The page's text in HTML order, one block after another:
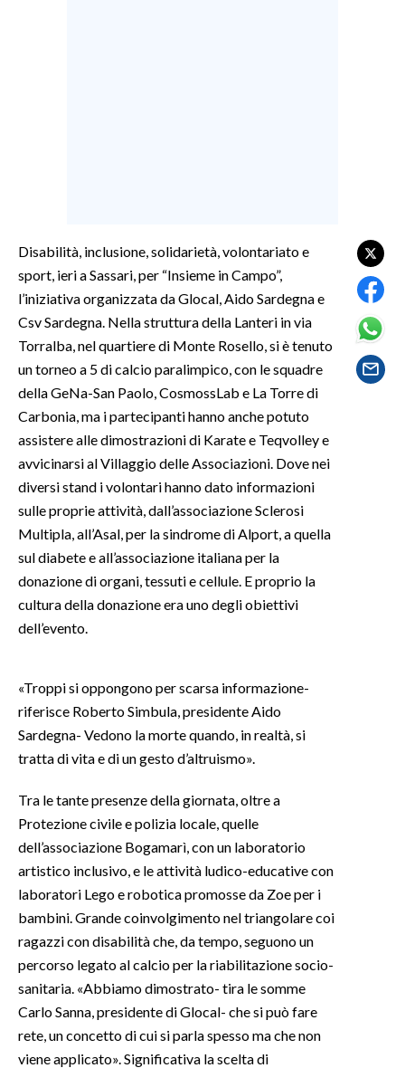
SPETTACOLI
SARDEGNA TURISMO
SARDI NEL MONDO
NOTIZIE
#CARAUNIONE
3 MINUTI CON
INSULARITÀ
ANNUNCI
NECROLOGI
PUBBLICITÀ
STORE
Disabilità, inclusione, solidarietà, volontariato e
sport, ieri a Sassari, per “Insieme in Campo”,
l’iniziativa organizzata da Glocal, Aido Sardegna e
Csv Sardegna. Nella struttura della Lanteri in via
Torralba, nel quartiere di Monte Rosello, si è tenuto
un torneo a 5 di calcio paralimpico, con le squadre
della GeNa-San Paolo, CosmossLab e La Torre di
Carbonia, ma i partecipanti hanno anche potuto
assistere alle dimostrazioni di Karate e Teqvolley e
avvicinarsi al Villaggio delle Associazioni. Dove nei
diversi stand i volontari hanno dato informazioni
sulle proprie attività, dall’associazione Sclerosi
Multipla, all’Asal, per la sindrome di Alport, a quella
sul diabete e all’associazione italiana per la
donazione di organi, tessuti e cellule. E proprio la
cultura della donazione era uno degli obiettivi
dell’evento.
«Troppi si oppongono per scarsa informazione-
riferisce Roberto Simbula, presidente Aido
Sardegna- Vedono la morte quando, in realtà, si
tratta di vita e di un gesto d’altruismo».
Tra le tante presenze della giornata, oltre a
Protezione civile e polizia locale, quelle
dell’associazione Bogamarì, con un laboratorio
artistico inclusivo, e le attività ludico-educative con
laboratori Lego e robotica promosse da Zoe per i
bambini. Grande coinvolgimento nel triangolare coi
ragazzi con disabilità che, da tempo, seguono un
percorso legato al calcio per la riabilitazione socio-
sanitaria. «Abbiamo dimostrato- tira le somme
Carlo Sanna, presidente di Glocal- che si può fare
rete, un concetto di cui si parla spesso ma che non
viene applicato». Significativa la scelta di